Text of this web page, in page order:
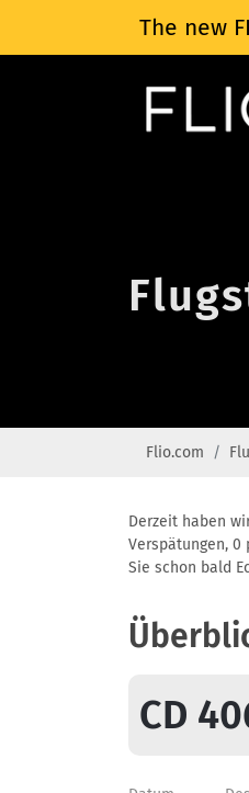
The new
Flio.com
Derzeit haben
Verspätungen, 0
Sie schon bald
CD